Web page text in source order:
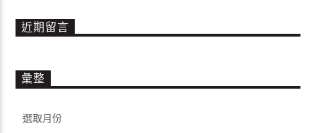
近期留言
彙整
整